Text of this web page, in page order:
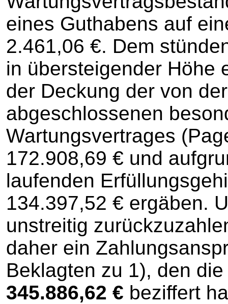
eines Guthabens auf
2.461,06 €. Dem
in übersteigender Höhe
der Deckung der von
abgeschlossenen
Wartungsvertrages
172.908,69 € und
laufenden
134.397,52 € ergäben.
unstreitig
daher ein
Beklagten zu 1), den
345.886,62 € beziffert